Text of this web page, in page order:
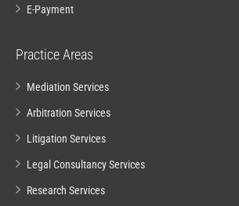
E-Payment
Practice Areas
Mediation Services
Arbitration Services
Litigation Services
Legal Consultancy Services
Research Services